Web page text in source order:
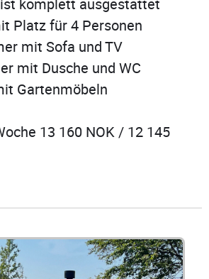
komplett ausgestattet
Platz für 4 Personen
mit Sofa und TV
mit Dusche und WC
Gartenmöbeln
13 160 NOK / 12 145